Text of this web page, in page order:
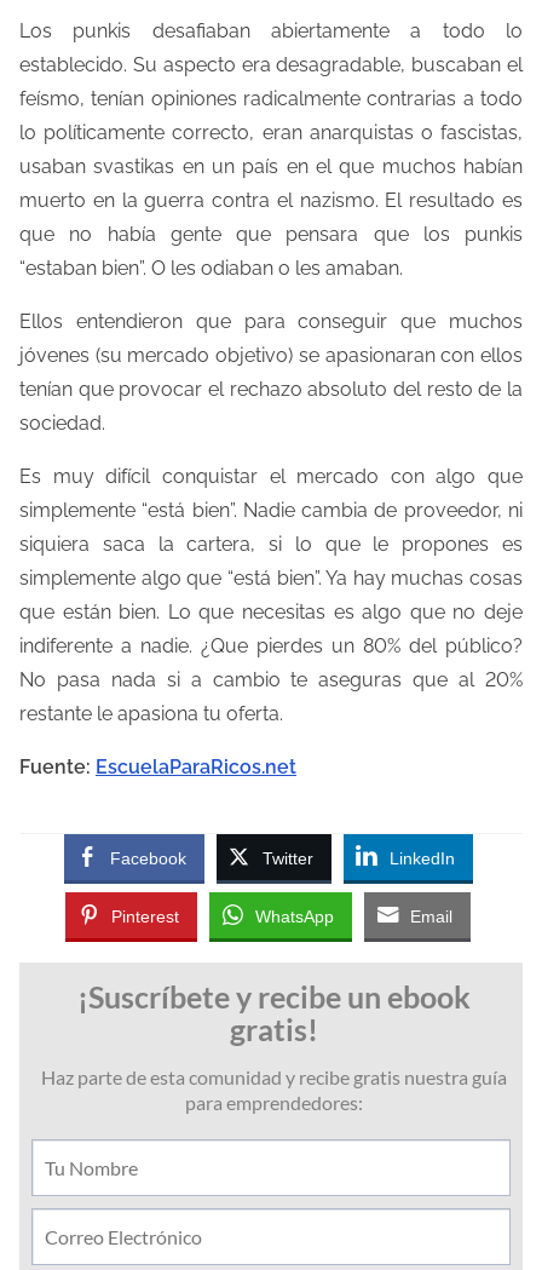
Los punkis desafiaban abiertamente a todo lo
establecido. Su aspecto era desagradable, buscaban el
feísmo, tenían opiniones radicalmente contrarias a todo
lo políticamente correcto, eran anarquistas o fascistas,
usaban svastikas en un país en el que muchos habían
muerto en la guerra contra el nazismo. El resultado es
que no había gente que pensara que los punkis
“estaban bien”. O les odiaban o les amaban.
Ellos entendieron que para conseguir que muchos
jóvenes (su mercado objetivo) se apasionaran con ellos
tenían que provocar el rechazo absoluto del resto de la
sociedad.
Es muy difícil conquistar el mercado con algo que
simplemente “está bien”. Nadie cambia de proveedor, ni
siquiera saca la cartera, si lo que le propones es
simplemente algo que “está bien”. Ya hay muchas cosas
que están bien. Lo que necesitas es algo que no deje
indiferente a nadie. ¿Que pierdes un 80% del público?
No pasa nada si a cambio te aseguras que al 20%
restante le apasiona tu oferta.
Fuente: EscuelaParaRicos.net
Facebook Twitter LinkedIn
Pinterest WhatsApp Email